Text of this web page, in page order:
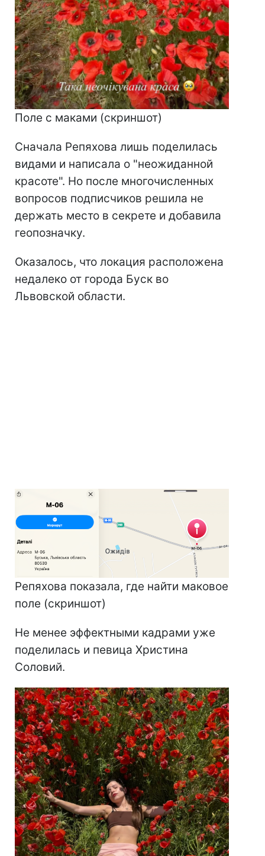
Поле с маками (скриншот)
Сначала Репяхова лишь поделилась
видами и написала о "неожиданной
красоте". Но после многочисленных
вопросов подписчиков решила не
держать место в секрете и добавила
геопозначку.
Оказалось, что локация расположена
недалеко от города Буск во
Львовской области.
Репяхова показала, где найти маковое
поле (скриншот)
Не менее эффектными кадрами уже
поделилась и певица Христина
Соловий.